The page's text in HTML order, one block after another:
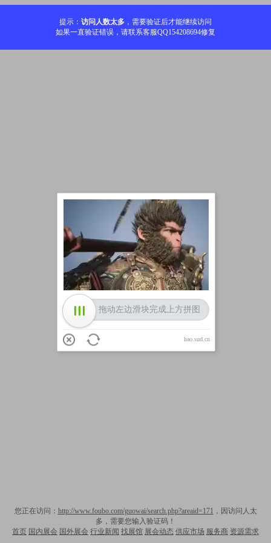
提示： 访问人数太多 ，需要验证后才能继续访问
如果一直验证错误，请联系客服QQ154208694修复
您正在访问： http://www.foubo.com/guowai/search.php?areaid=171 ，因访问人太
多，需要您输入验证码！
首页 国内展会 国外展会 行业新闻 找展馆 展会动态 供应市场 服务商 资源需求
加载中
拖动左边滑块完成上方拼图
hao.sud.cn